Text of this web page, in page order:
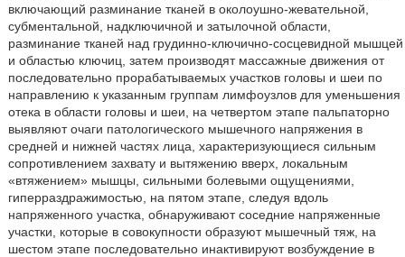
включающий разминание тканей в околоушно-жевательной,
субментальной, надключичной и затылочной области,
разминание тканей над грудинно-ключично-сосцевидной мышцей
и областью ключиц, затем производят массажные движения от
последовательно прорабатываемых участков головы и шеи по
направлению к указанным группам лимфоузлов для уменьшения
отека в области головы и шеи, на четвертом этапе пальпаторно
выявляют очаги патологического мышечного напряжения в
средней и нижней частях лица, характеризующиеся сильным
сопротивлением захвату и вытяжению вверх, локальным
«втяжением» мышцы, сильными болевыми ощущениями,
гиперраздражимостью, на пятом этапе, следуя вдоль
напряженного участка, обнаруживают соседние напряженные
участки, которые в совокупности образуют мышечный тяж, на
шестом этапе последовательно инактивируют возбуждение в